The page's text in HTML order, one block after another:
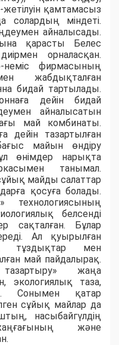
жетілуін қамтамасыз
солардың міндеті.
айналысады.
қарасты Белес
орналасқан.
неміс фирмасының
жабдықталған
бидай тартылады.
дейін бидай
айналысатын
май комбинаты.
дейін тазартылған
майын өндіру
өнімдер нарықта
танымал.
майды салаттар
қосуға болады.
технологиясының
белсенді
сақталған. Бұлар
Ал қуырылған
тұздықтар мен
май пайдалырақ.
жаңа
экологиялық таза,
Сонымен қатар
сұйық майлар да
насыбайгүлдің
және